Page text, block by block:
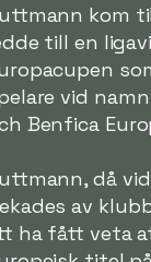
kom
till en
vid
Benfica
då
av
ha fått veta